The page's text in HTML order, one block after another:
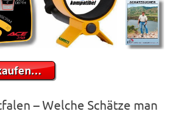
– Welche Schätze man